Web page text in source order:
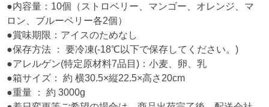
●内容量：10個（ストロベリー、マンゴー、オレンジ、マ
ロン、ブルーベリー各2個）
●賞味期限：アイスのためなし
●保存方法 ： 要冷凍(-18℃以下で保存してください。)
●アレルゲン(特定原材料7品目)：小麦、卵、乳
●箱サイズ： 約 横30.5×縦22.5×高さ20cm
●重量 ： 約 3000g